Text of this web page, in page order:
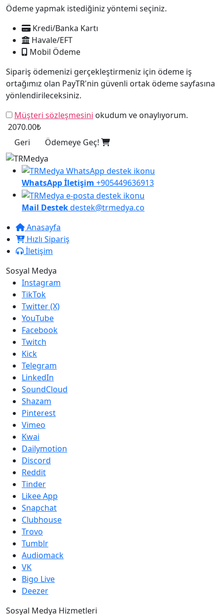
Ödeme yapmak istediğiniz yöntemi seçiniz.
Kredi/Banka Kartı
Havale/EFT
Mobil Ödeme
Sipariş ödemenizi gerçekleştirmeniz için ödeme iş
ortağımız olan PayTR'nin güvenli ortak ödeme sayfasına
yönlendirileceksiniz.
Müşteri sözleşmesini okudum ve onaylıyorum.
2070.00₺
Geri
Ödemeye Geç!
WhatsApp İletişim +905449636913
Mail Destekdestek@trmedya.co
Anasayfa
Hızlı Sipariş
İletişim
Sosyal Medya
Instagram
TikTok
Twitter (X)
YouTube
Facebook
Twitch
Kick
Telegram
LinkedIn
SoundCloud
Shazam
Pinterest
Vimeo
Kwai
Dailymotion
Discord
Reddit
Tinder
Likee App
Snapchat
Clubhouse
Trovo
Tumblr
Audiomack
VK
Bigo Live
Deezer
Sosyal Medya Hizmetleri